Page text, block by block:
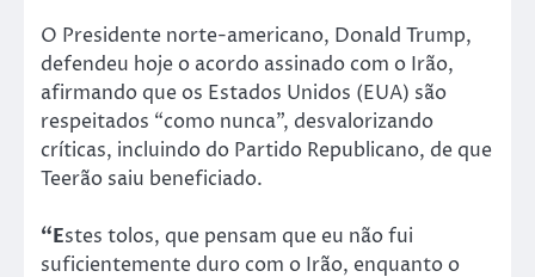
O Presidente norte-americano, Donald Trump,
defendeu hoje o acordo assinado com o Irão,
afirmando que os Estados Unidos (EUA) são
respeitados “como nunca”, desvalorizando
críticas, incluindo do Partido Republicano, de que
Teerão saiu beneficiado.
“Estes tolos, que pensam que eu não fui
suficientemente duro com o Irão, enquanto o